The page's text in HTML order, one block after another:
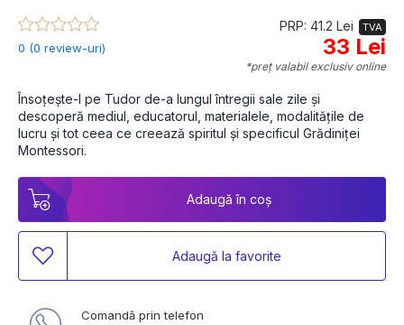
0 (0 review-uri)
PRP: 41.2 Lei TVA
33 Lei
*preț valabil exclusiv online
Însoțește-l pe Tudor de-a lungul întregii sale zile și
descoperă mediul, educatorul, materialele, modalitățile de
lucru și tot ceea ce creează spiritul și specificul Grădiniței
Montessori.
Adaugă în coș
Adaugă la favorite
Comandă prin telefon